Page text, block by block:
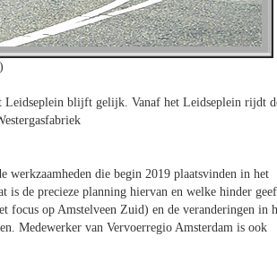
Leidseplein blijft gelijk. Vanaf het Leidseplein rijdt
werkzaamheden die begin 2019 plaatsvinden in het
is de precieze planning hiervan en welke hinder
focus op Amstelveen Zuid) en de veranderingen in
Medewerker van Vervoerregio Amsterdam is ook